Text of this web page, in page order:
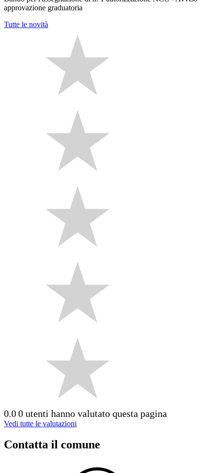
approvazione graduatoria
Tutte le novità
0.00 utenti hanno valutato questa pagina
Vedi tutte le valutazioni
Contatta il comune